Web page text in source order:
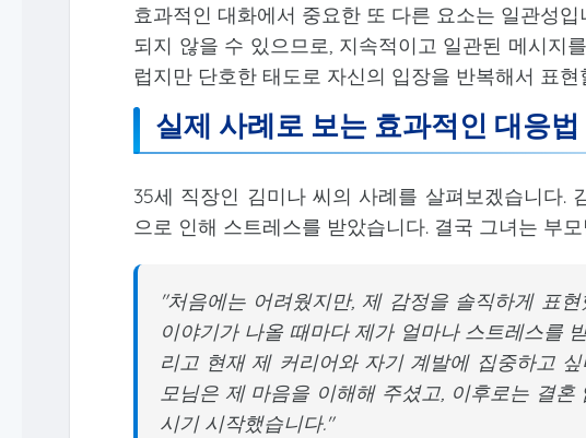
효과적인 대화에서 중요한 또 다른 요소는 일관성
되지 않을 수 있으므로, 지속적이고 일관된 메시지
럽지만 단호한 태도로 자신의 입장을 반복해서 표
실제 사례로 보는 효과적인 대응법
35세 직장인 김미나 씨의 사례를 살펴보겠습니다.
으로 인해 스트레스를 받았습니다. 결국 그녀는 부
"처음에는 어려웠지만, 제 감정을 솔직하게 표
이야기가 나올 때마다 제가 얼마나 스트레스를
리고 현재 제 커리어와 자기 계발에 집중하고
모님은 제 마음을 이해해 주셨고, 이후로는 결
시기 시작했습니다."